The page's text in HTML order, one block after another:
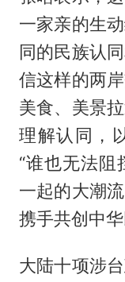
一家亲的生
同的民族认
信这样的两
美食、美景
理解认同，
“谁也无法阻
一起的大潮
携手共创中
大陆十项涉